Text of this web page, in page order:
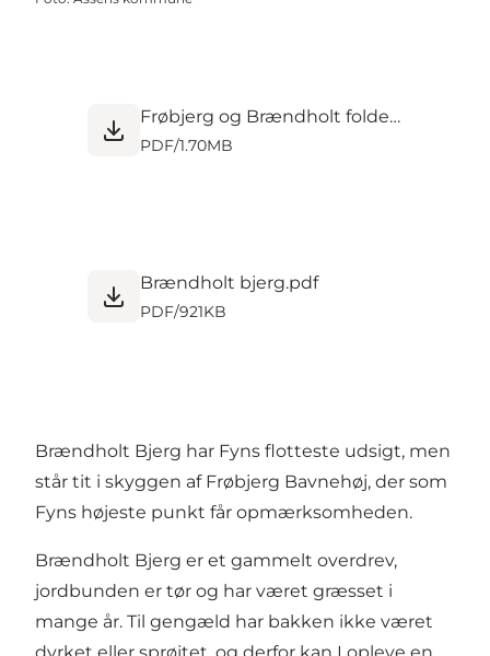
Frøbjerg og Brændholt folder web.pdf
PDF/1.70MB
Brændholt bjerg.pdf
PDF/921KB
Brændholt Bjerg har Fyns flotteste udsigt, men
står tit i skyggen af Frøbjerg Bavnehøj, der som
Fyns højeste punkt får opmærksomheden.
Brændholt Bjerg er et gammelt overdrev,
jordbunden er tør og har været græsset i
mange år. Til gengæld har bakken ikke været